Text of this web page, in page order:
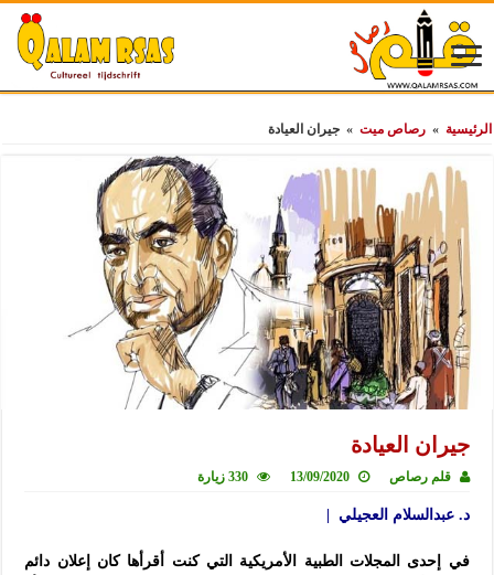
الرئيسية » رصاص ميت » جيران العيادة
جيران العيادة
قلم رصاص 13/09/2020 330 زيارة
د. عبدالسلام العجيلي |
في إحدى المجلات الطبية الأمريكية التي كنت أقرأها كان إعلان دائم